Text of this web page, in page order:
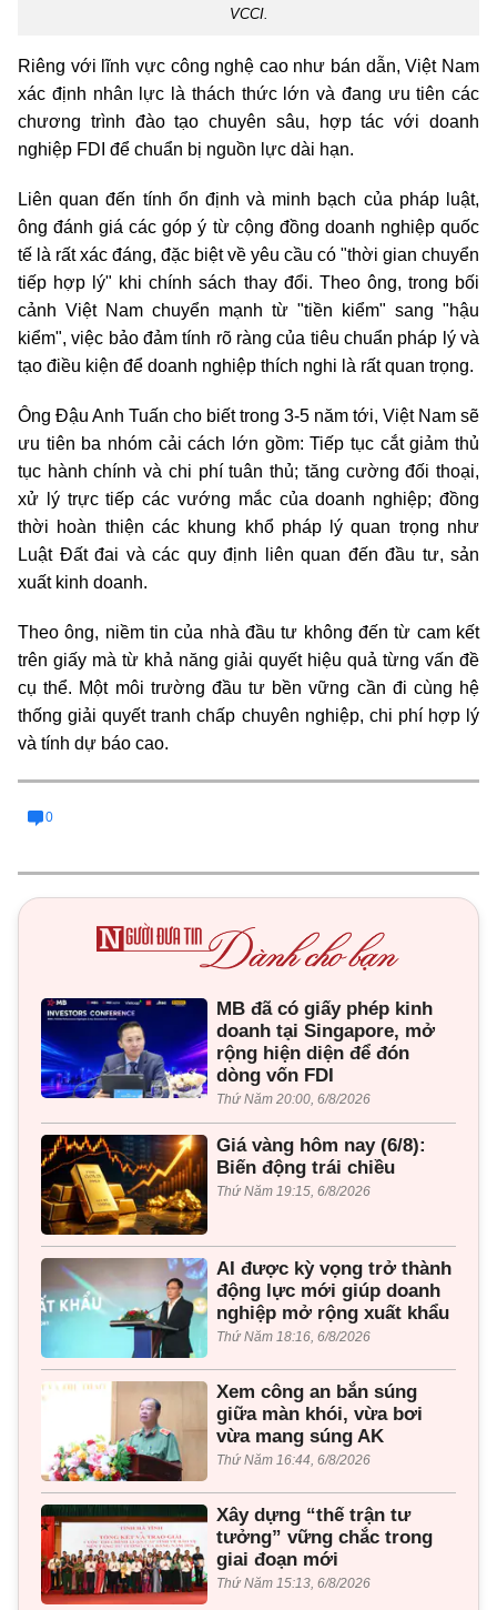
VCCI.
Riêng với lĩnh vực công nghệ cao như bán dẫn, Việt Nam
xác định nhân lực là thách thức lớn và đang ưu tiên các
chương trình đào tạo chuyên sâu, hợp tác với doanh
nghiệp FDI để chuẩn bị nguồn lực dài hạn.
Liên quan đến tính ổn định và minh bạch của pháp luật,
ông đánh giá các góp ý từ cộng đồng doanh nghiệp quốc
tế là rất xác đáng, đặc biệt về yêu cầu có "thời gian chuyển
tiếp hợp lý" khi chính sách thay đổi. Theo ông, trong bối
cảnh Việt Nam chuyển mạnh từ "tiền kiểm" sang "hậu
kiểm", việc bảo đảm tính rõ ràng của tiêu chuẩn pháp lý và
tạo điều kiện để doanh nghiệp thích nghi là rất quan trọng.
Ông Đậu Anh Tuấn cho biết trong 3-5 năm tới, Việt Nam sẽ
ưu tiên ba nhóm cải cách lớn gồm: Tiếp tục cắt giảm thủ
tục hành chính và chi phí tuân thủ; tăng cường đối thoại,
xử lý trực tiếp các vướng mắc của doanh nghiệp; đồng
thời hoàn thiện các khung khổ pháp lý quan trọng như
Luật Đất đai và các quy định liên quan đến đầu tư, sản
xuất kinh doanh.
Theo ông, niềm tin của nhà đầu tư không đến từ cam kết
trên giấy mà từ khả năng giải quyết hiệu quả từng vấn đề
cụ thể. Một môi trường đầu tư bền vững cần đi cùng hệ
thống giải quyết tranh chấp chuyên nghiệp, chi phí hợp lý
và tính dự báo cao.
0
MB đã có giấy phép kinh
doanh tại Singapore, mở
rộng hiện diện để đón
dòng vốn FDI
Thứ Năm 20:00, 6/8/2026
Giá vàng hôm nay (6/8):
Biến động trái chiều
Thứ Năm 19:15, 6/8/2026
AI được kỳ vọng trở thành
động lực mới giúp doanh
nghiệp mở rộng xuất khẩu
Thứ Năm 18:16, 6/8/2026
Xem công an bắn súng
giữa màn khói, vừa bơi
vừa mang súng AK
Thứ Năm 16:44, 6/8/2026
Xây dựng “thế trận tư
tưởng” vững chắc trong
giai đoạn mới
Thứ Năm 15:13, 6/8/2026